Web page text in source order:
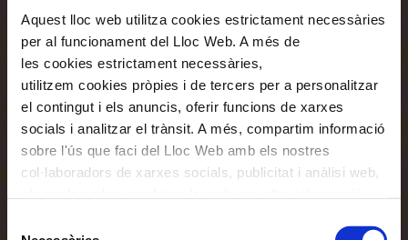
Aquest lloc web utilitza cookies estrictament necessàries
per al funcionament del Lloc Web. A més de
les cookies estrictament necessàries,
utilitzem cookies pròpies i de tercers per a personalitzar
el contingut i els anuncis, oferir funcions de xarxes
socials i analitzar el trànsit. A més, compartim informació
sobre l'ús que faci del Lloc Web amb els nostres
col·laboradors de xarxes socials, publicitat i anàlisi web,